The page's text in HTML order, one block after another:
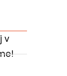
v